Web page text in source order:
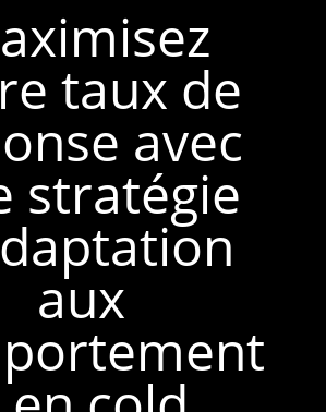
taux de
avec
stratégie
aux